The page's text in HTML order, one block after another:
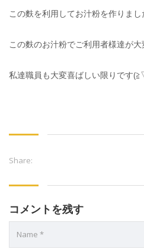
この麩を利用してお汁粉を作りまし
この麩のお汁粉でご利用者様達が大
私達職員も大変喜ばしい限りです
Share:
コメントを残す